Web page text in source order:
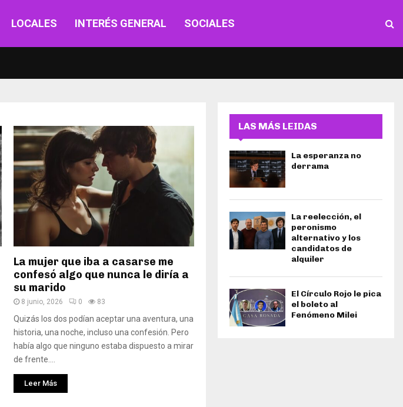
LOCALES INTERÉS GENERAL SOCIALES
La mujer que iba a casarse me
confesó algo que nunca le diría a
su marido
8 junio, 2026 0 83
Quizás los dos podían aceptar una aventura, una
historia, una noche, incluso una confesión. Pero
había algo que ninguno estaba dispuesto a mirar
de frente....
Leer Más
LAS MÁS LEIDAS
La esperanza no
derrama
La reelección, el
peronismo
alternativo y los
candidatos de
alquiler
El Círculo Rojo le pica
el boleto al
Fenómeno Milei